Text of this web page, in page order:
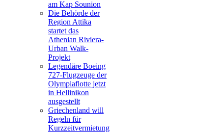
am Kap Sounion
Die Behörde der
Region Attika
startet das
Athenian Riviera-
Urban Walk-
Projekt
Legendäre Boeing
727-Flugzeuge der
Olympiaflotte jetzt
in Hellinikon
ausgestellt
Griechenland will
Regeln für
Kurzzeitvermietung